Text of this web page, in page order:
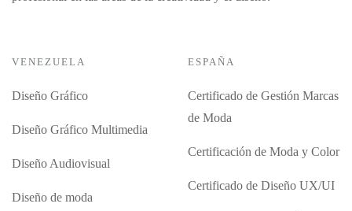
VENEZUELA
Diseño Gráfico
Diseño Gráfico Multimedia
Diseño Audiovisual
Diseño de moda
ESPAÑA
Certificado de Gestión Marcas
de Moda
Certificación de Moda y Color
Certificado de Diseño UX/UI